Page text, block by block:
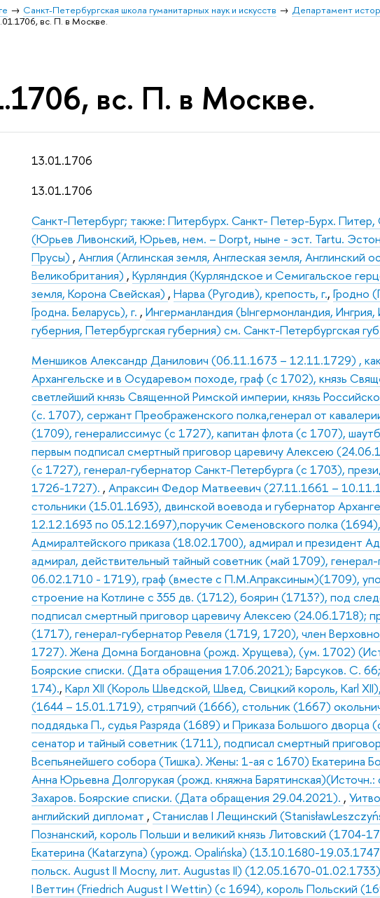
Санкт-Петербургская школа гуманитарных наук и искусств Департамент
вс. П. в Москве.
вс. П. в Москве.
13.01.1706
13.01.1706
Санкт-Петербург; также: Питербурх. Санкт- Петер-Бурх.
(Юрьев Ливонский, Юрьев, нем. – Dorpt, ныне - эст. Tartu.
Прусы) ,Англия (Аглинская земля, Англеская земля, Англинский
Великобритания) ,Курляндия (Курляндское и Семигальское
земля, Корона Свейская) ,Нарва (Ругодив), крепость, г.,Гродно
Гродна. Беларусь), г. ,Ингерманландия (Ынгермонландия, Ингрия,
губерния, Петербургская губерния) см. Санкт-Петербургская
Меншиков Александр Данилович (06.11.1673 – 12.11.1729) ,
Архангельске и в Осударевом походе, граф (с 1702), князь
светлейший князь Священной Римской империи, князь
(с. 1707), сержант Преображенского полка,генерал от
(1709), генералиссимус (с 1727), капитан флота (с 1707),
первым подписал смертный приговор царевичу Алексею
(с 1727), генерал-губернатор Санкт-Петербурга (с 1703),
1726-1727). ,Апраксин Федор Матвеевич (27.11.1661 –
стольники (15.01.1693), двинской воевода и губернатор
12.12.1693 по 05.12.1697),поручик Семеновского полка
Адмиралтейского приказа (18.02.1700), адмирал и президент
адмирал, действительный тайный советник (май 1709),
06.02.1710 - 1719), граф (вместе с П.М.Апраксиным)(1709),
строение на Котлине с 355 дв. (1712), боярин (1713?), под
подписал смертный приговор царевичу Алексею (24.06.1718);
(1717), генерал-губернатор Ревеля (1719, 1720), член
1727). Жена Домна Богдановна (рожд. Хрущева), (ум. 1702)
Боярские списки. (Дата обращения 17.06.2021); Барсуков. С.
174).,Карл XII (Король Шведской, Швед, Свицкий король, Karl
(1644 – 15.01.1719), стряпчий (1666), стольник (1667)
поддядька П., судья Разряда (1689) и Приказа Большого
сенатор и тайный советник (1711), подписал смертный
Всепьянейшего собора (Тишка). Жены: 1-ая с 1670) Екатерина
Анна Юрьевна Долгорукая (рожд. княжна
Захаров. Боярские списки. (Дата обращения 29.04.2021). ,
английский дипломат ,Станислав I Лещинский
Познанский, король Польши и великий князь Литовский
Екатерина (Katarzyna) (урожд. Opalińska) (13.10.1680-
польск. August II Mocny, лит. Augustas II) (12.05.1670-
I Веттин (Friedrich August I Wettin) (с 1694), король Польский